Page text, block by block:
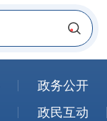
政务公开
政民互动